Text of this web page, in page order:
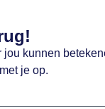
kunnen
je op.